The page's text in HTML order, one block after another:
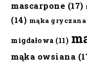
mascarpone (17)
(14) mąka gryczana
migdałowa (11)
mąka owsiana